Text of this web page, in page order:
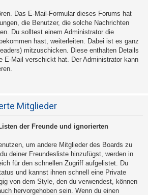
Das E-Mail-Formular dieses Forums hat
die Benutzer, die solche Nachrichten
Du solltest einem Administrator die
hast, weiterleiten. Dabei ist es ganz
mitzuschicken. Diese enthalten Details
E-Mail verschickt hat. Der Administrator kann
Mitglieder
der Freunde und ignorierten
um andere Mitglieder des Boards zu
deiner Freundesliste hinzufügst, werden in
für den schnellen Zugriff aufgelistet. Du
und kannst ihnen schnell eine Private
von dem Style, den du verwendest, können
hervorgehoben sein. Wenn du einen